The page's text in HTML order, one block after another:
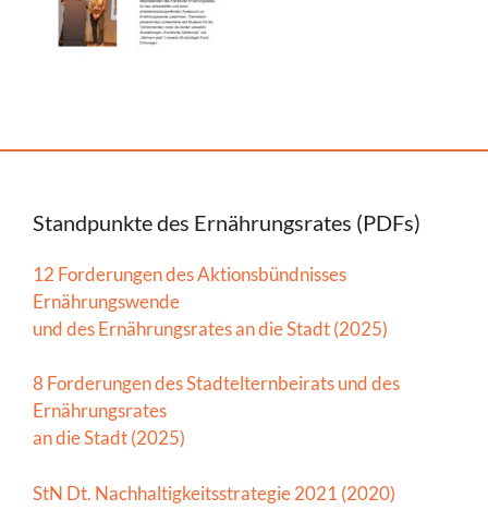
Standpunkte des Ernährungsrates (PDFs)
12 Forderungen des Aktionsbündnisses
Ernährungswende
und des Ernährungsrates an die Stadt (2025)
8 Forderungen des Stadtelternbeirats und des
Ernährungsrates
an die Stadt (2025)
StN Dt. Nachhaltigkeitsstrategie 2021 (2020)